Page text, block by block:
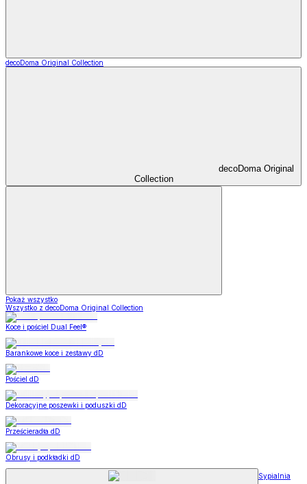
decoDoma Original Collection
decoDoma Original
Collection
Pokaż wszystko
Wszystko z decoDoma Original Collection
Koce i pościel Dual Feel®
Barankowe koce i zestawy dD
Pościel dD
Dekoracyjne poszewki i poduszki dD
Prześcieradła dD
Obrusy i podkładki dD
Sypialnia